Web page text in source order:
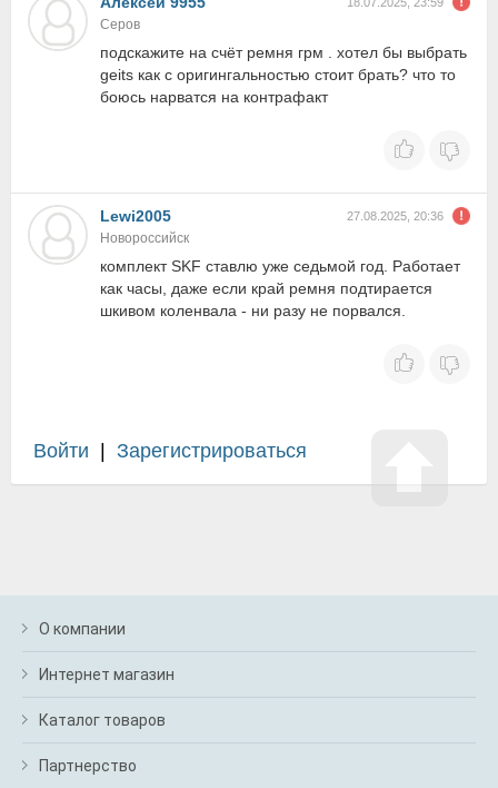
Серов
подскажите на счёт ремня грм . хотел бы выбрать
geits как с оригингальностью стоит брать? что то
боюсь нарватся на контрафакт
Lewi2005 27.08.2025, 20:36
Новороссийск
комплект SKF ставлю уже седьмой год. Работает
как часы, даже если край ремня подтирается
шкивом коленвала - ни разу не порвался.
Войти Зарегистрироваться
О компании
Интернет магазин
Каталог товаров
Партнерство